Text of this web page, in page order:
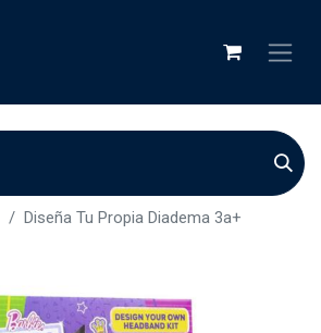
Diseña Tu Propia Diadema 3a+